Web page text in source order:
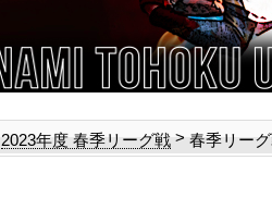
2023年度 春季リーグ戦 > 春季リー